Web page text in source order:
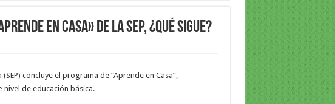
en Casa» de la SEP, ¿qué sigue?
concluye el programa de “Aprende en Casa”,
de educación básica.